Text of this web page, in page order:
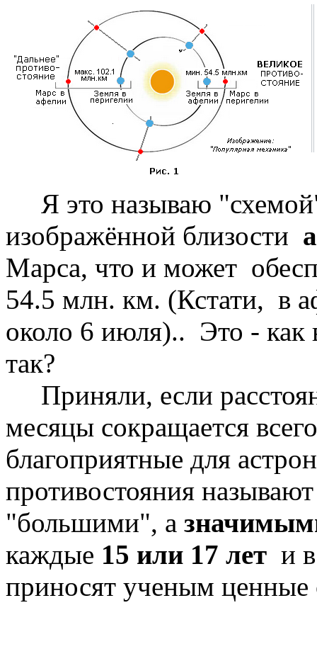
Я это называю
изображённой близости
Марса, что и может
54.5 млн. км. (Кстати, в
около 6 июля).. Это - как
так?
Приняли, если
месяцы сокращается
благоприятные для
противостояния называют
"большими", а
каждые 15 или 17 лет и
приносят ученым